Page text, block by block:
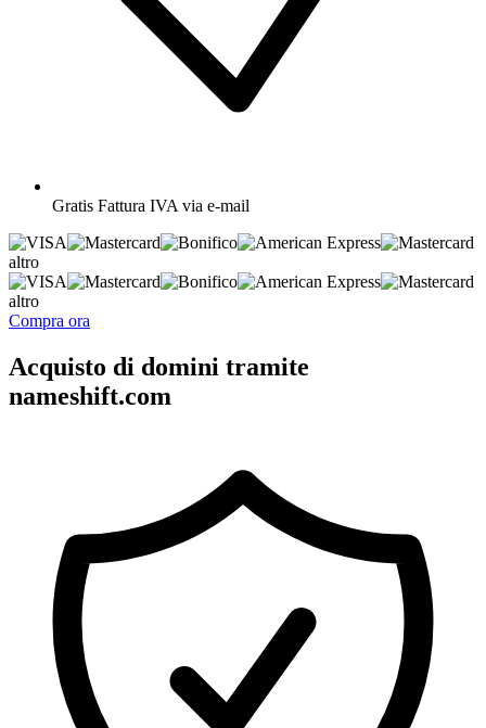
Gratis Fattura IVA via e-mail
altro
altro
Compra ora
Acquisto di domini tramite
nameshift.com